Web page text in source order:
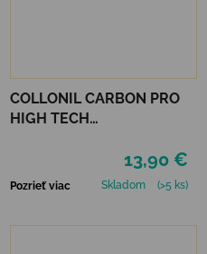
COLLONIL CARBON PRO
HIGH TECH
13,90 €
Pozrieť viac Skladom (>5 ks)